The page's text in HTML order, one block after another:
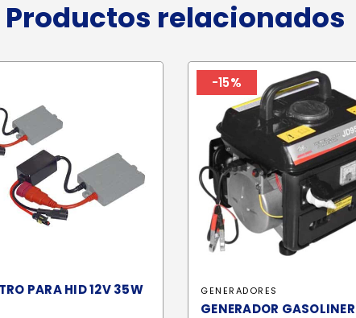
Productos relacionados
PARA HID 12V 35W
-15%
GENERADORES
GENERADOR